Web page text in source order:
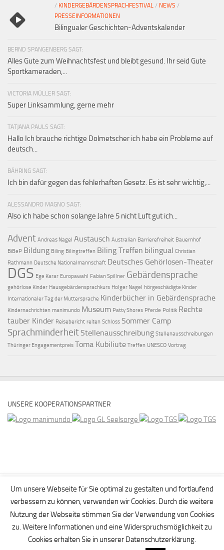
/ KINDERGEBÄRDENSPRACHFESTIVAL / NEWS /
PRESSEINFORMATIONEN
Bilingualer Geschichten-Adventskalender
BERND SPANGENBERG SAGT:
Alles Gute zum Weihnachtsfest und bleibt gesund. Ihr seid Gute
Sportkameraden,...
VICTORIA MÜLLER SAGT:
Super Linksammlung, gerne mehr
TATJANA PAULS SAGT:
Hallo Ich brauche richtige Dolmetscher ich habe ein Probleme auf
deutsch...
BÄHRING SAGT:
Ich bin dafür gegen das fehlerhaften Gesetz. Es ist sehr wichtig,...
ALESSANDRO MAGNO SAGT:
Also ich habe schon solange Jahre 5 nicht Luft gut ich...
Advent Andreas Nagel Austausch Australian Barrierefreiheit Bauernhof
BiBeP Bildung Biling Bilingtreffen Biling Treffen bilingual Christian
Rathmann Deutsche Nationalmannschaft Deutsches Gehörlosen-Theater
DGS Ege Karar Europawahl Fabian Spillner Gebärdensprache
gehörlose Kinder Hausgebärdensprachkurs Holger Nagel
hörgeschädigte Kinder
Internationaler Tag der Muttersprache Kinderbücher in Gebärdensprache
Kindernachrichten manimundo Museum Patty Shores Pferde Politik Rechte
tauber Kinder Reisebericht reiten Schloss Sommer Camp
Sprachminderheit Stellenausschreibung Stellenausschreibungen
Thüringer Engagementpreis Toma Kubiliute Treffen UNESCO Vortrag
UNSERE KOOPERATIONSPARTNER
Um unsere Webseite für Sie optimal zu gestalten und fortlaufend
verbessern zu können, verwenden wir Cookies. Durch die weitere
Nutzung der Webseite stimmen Sie der Verwendung von Cookies
zu. Weitere Informationen und eine Widerspruchsmöglichkeit zu
Cookies erhalten Sie in unserer Datenschutzerklärung.